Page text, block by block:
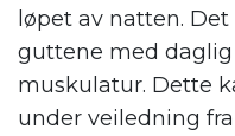
løpet av natten.
guttene med
muskulatur. Dette
under veiledning